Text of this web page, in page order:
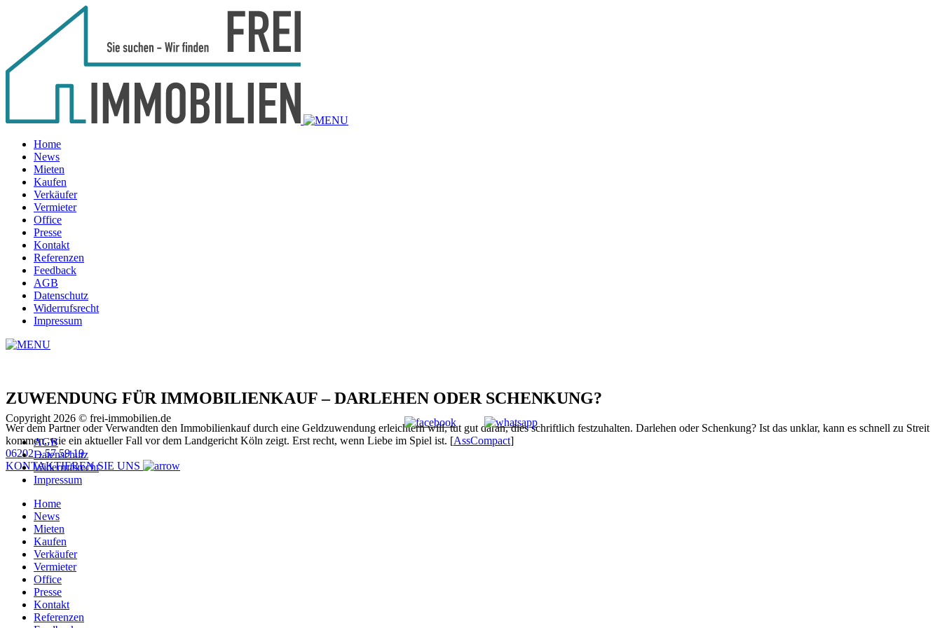
Home
News
Mieten
Kaufen
Verkäufer
Vermieter
Office
Presse
Kontakt
Referenzen
Feedback
AGB
Datenschutz
Widerrufsrecht
Impressum
ZUWENDUNG FÜR IMMOBILIENKAUF – DARLEHEN ODER SCHENKUNG?
Wer dem Partner oder Verwandten den Immobilienkauf durch eine Geldzuwendung erleichtern will, tut gut daran, dies schriftlich festzuhalten. Darlehen oder Schenkung? Ist das unklar, kann es schnell zu Streit
kommen, wie ein aktueller Fall vor dem Landgericht Köln zeigt. Erst recht, wenn Liebe im Spiel ist. [AssCompact]
06202 – 57 59 19
KONTAKTIEREN SIE UNS
Copyright 2026 © frei-immobilien.de
AGB
Datenschutz
Widerrufsrecht
Impressum
Home
News
Mieten
Kaufen
Verkäufer
Vermieter
Office
Presse
Kontakt
Referenzen